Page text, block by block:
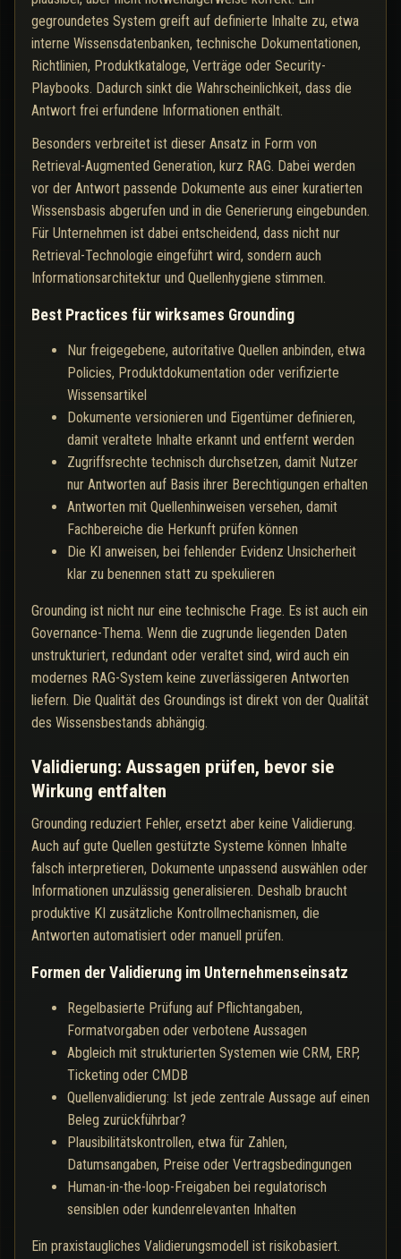
gegroundetes System greift auf definierte Inhalte zu, etwa
interne Wissensdatenbanken, technische Dokumentationen,
Richtlinien, Produktkataloge, Verträge oder Security-
Playbooks. Dadurch sinkt die Wahrscheinlichkeit, dass die
Antwort frei erfundene Informationen enthält.
Besonders verbreitet ist dieser Ansatz in Form von
Retrieval-Augmented Generation, kurz RAG. Dabei werden
vor der Antwort passende Dokumente aus einer kuratierten
Wissensbasis abgerufen und in die Generierung eingebunden.
Für Unternehmen ist dabei entscheidend, dass nicht nur
Retrieval-Technologie eingeführt wird, sondern auch
Informationsarchitektur und Quellenhygiene stimmen.
Best Practices für wirksames Grounding
Nur freigegebene, autoritative Quellen anbinden, etwa
Policies, Produktdokumentation oder verifizierte
Wissensartikel
Dokumente versionieren und Eigentümer definieren,
damit veraltete Inhalte erkannt und entfernt werden
Zugriffsrechte technisch durchsetzen, damit Nutzer
nur Antworten auf Basis ihrer Berechtigungen erhalten
Antworten mit Quellenhinweisen versehen, damit
Fachbereiche die Herkunft prüfen können
Die KI anweisen, bei fehlender Evidenz Unsicherheit
klar zu benennen statt zu spekulieren
Grounding ist nicht nur eine technische Frage. Es ist auch ein
Governance-Thema. Wenn die zugrunde liegenden Daten
unstrukturiert, redundant oder veraltet sind, wird auch ein
modernes RAG-System keine zuverlässigeren Antworten
liefern. Die Qualität des Groundings ist direkt von der Qualität
des Wissensbestands abhängig.
Validierung: Aussagen prüfen, bevor sie
Wirkung entfalten
Grounding reduziert Fehler, ersetzt aber keine Validierung.
Auch auf gute Quellen gestützte Systeme können Inhalte
falsch interpretieren, Dokumente unpassend auswählen oder
Informationen unzulässig generalisieren. Deshalb braucht
produktive KI zusätzliche Kontrollmechanismen, die
Antworten automatisiert oder manuell prüfen.
Formen der Validierung im Unternehmenseinsatz
Regelbasierte Prüfung auf Pflichtangaben,
Formatvorgaben oder verbotene Aussagen
Abgleich mit strukturierten Systemen wie CRM, ERP,
Ticketing oder CMDB
Quellenvalidierung: Ist jede zentrale Aussage auf einen
Beleg zurückführbar?
Plausibilitätskontrollen, etwa für Zahlen,
Datumsangaben, Preise oder Vertragsbedingungen
Human-in-the-loop-Freigaben bei regulatorisch
sensiblen oder kundenrelevanten Inhalten
Ein praxistaugliches Validierungsmodell ist risikobasiert.